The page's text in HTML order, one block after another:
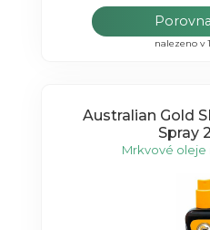
nalezeno v
Australian Gold
Spray
Mrkvové oleje